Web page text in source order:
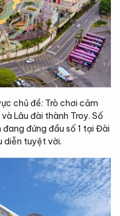
chủ đề: Trò chơi cảm
Lâu đài thành Troy. Số
đứng đầu số 1 tại Đài
diễn tuyệt vời.